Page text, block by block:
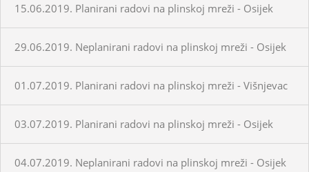
15.06.2019. Planirani radovi na plinskoj mreži - Osijek
29.06.2019. Neplanirani radovi na plinskoj mreži - Osijek
01.07.2019. Planirani radovi na plinskoj mreži - Višnjevac
03.07.2019. Planirani radovi na plinskoj mreži - Osijek
04.07.2019. Neplanirani radovi na plinskoj mreži - Osijek